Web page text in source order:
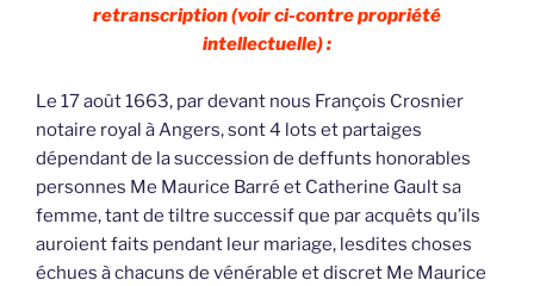
retranscription (voir ci-contre propriété
intellectuelle) :
Le 17 août 1663, par devant nous François Crosnier
notaire royal à Angers, sont 4 lots et partaiges
dépendant de la succession de deffunts honorables
personnes Me Maurice Barré et Catherine Gault sa
femme, tant de tiltre successif que par acquêts qu’ils
auroient faits pendant leur mariage, lesdites choses
échues à chacuns de vénérable et discret Me Maurice